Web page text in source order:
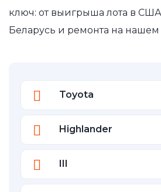
ключ: от выигрыша лота в
Беларусь и ремонта на нашем
Toyota
Highlander
III